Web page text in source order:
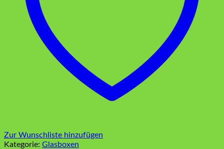
Zur Wunschliste hinzufügen
Kategorie: Glasboxen